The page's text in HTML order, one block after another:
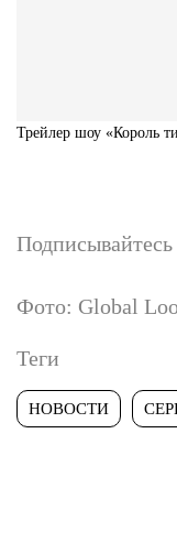
Трейлер шоу «Король
Фото: Global
Теги
НОВОСТИ